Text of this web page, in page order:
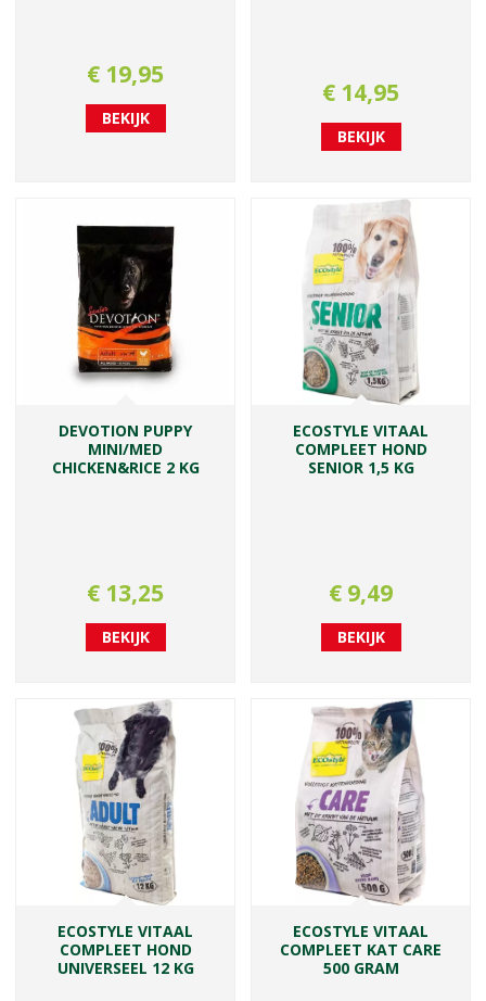
€ 19,95
BEKIJK
€ 14,95
BEKIJK
DEVOTION PUPPY
MINI/MED
CHICKEN&RICE 2 KG
€ 13,25
BEKIJK
ECOSTYLE VITAAL
COMPLEET HOND
SENIOR 1,5 KG
€ 9,49
BEKIJK
ECOSTYLE VITAAL
COMPLEET HOND
UNIVERSEEL 12 KG
ECOSTYLE VITAAL
COMPLEET KAT CARE
500 GRAM